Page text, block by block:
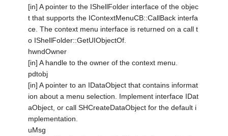
[in] A pointer to the IShellFolder interface of the objec
t that supports the IContextMenuCB::CallBack interfa
ce. The context menu interface is returned on a call t
o IShellFolder::GetUIObjectOf.
hwndOwner
[in] A handle to the owner of the context menu.
pdtobj
[in] A pointer to an IDataObject that contains informat
ion about a menu selection. Implement interface IDat
aObject, or call SHCreateDataObject for the default i
mplementation.
uMsg